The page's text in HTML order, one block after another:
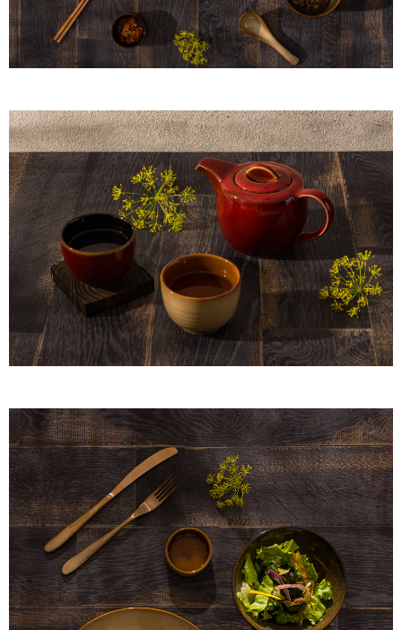
時審查核予不同之上限額度；若仍有額度不足之情形，本公司將視審查結果
請求用戶進行身份認證。
５．嚴禁一人註冊多個帳號或使用他人資訊註冊。若發現惡意使用之情形，
恩沛科技股份有限公司將有權停止該用戶之使用額度並採取法律行動。